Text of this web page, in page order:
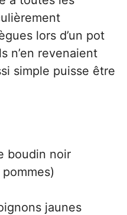
lors d’un pot
n’en revenaient
simple puisse être
boudin noir
jaunes